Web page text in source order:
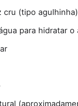
cru (tipo agulhinha)
para hidratar o